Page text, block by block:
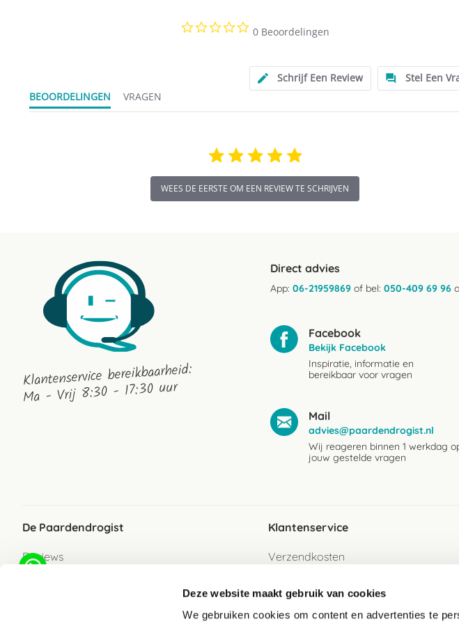
Deze website maakt gebruik van cookies
We gebruiken cookies om content en advertenties te
0,02%
0.0
star
0 Beoordelingen
Schrijf Een Review
Stel Een
BEOORDELINGEN
VRAGEN
WEES DE EERSTE OM EEN REVIEW TE SCHRIJVEN
Klantenservice bereikbaarheid:
Ma - Vrij 8:30 - 17:30 uur
Direct advies
App: 06-21959869 of bel: 050-409 69 96
Facebook
Bekijk Facebook
Inspiratie, informatie en
bereikbaar voor vragen
Mail
advies@paardendrogist.nl
Wij reageren binnen 1 werkdag
jouw gestelde vragen
De Paardendrogist
Reviews
Klantenservice
Verzendkosten
Betaalwijzen